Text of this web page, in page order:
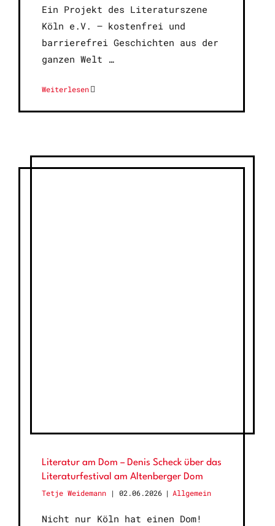
Ein Projekt des Literaturszene
Köln e.V. – kostenfrei und
barrierefrei Geschichten aus der
ganzen Welt
Weiterlesen
Literatur am Dom – Denis Scheck über das
Literaturfestival am Altenberger Dom
Tetje Weidemann
02.06.2026 | Allgemein
Nicht nur Köln hat einen Dom!